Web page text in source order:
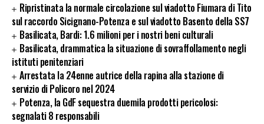
Ripristinata la normale circolazione sul viadotto Fiumara di Tito
sul raccordo Sicignano-Potenza e sul viadotto Basento della SS7
Basilicata, Bardi: 1.6 milioni per i nostri beni culturali
Basilicata, drammatica la situazione di sovraffollamento negli
istituti penitenziari
Arrestata la 24enne autrice della rapina alla stazione di
servizio di Policoro nel 2024
Potenza, la GdF sequestra duemila prodotti pericolosi:
segnalati 8 responsabili